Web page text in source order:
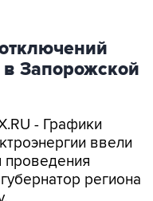
в Запорожской
- Графики
ввели
проведения
региона